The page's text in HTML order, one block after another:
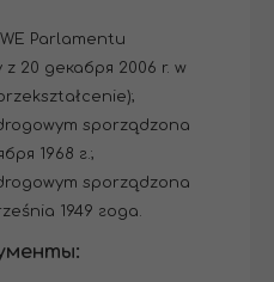
Parlamentu
20 декабря 2006 r. w
sporządzona
1968 г.;
sporządzona
1949 года.